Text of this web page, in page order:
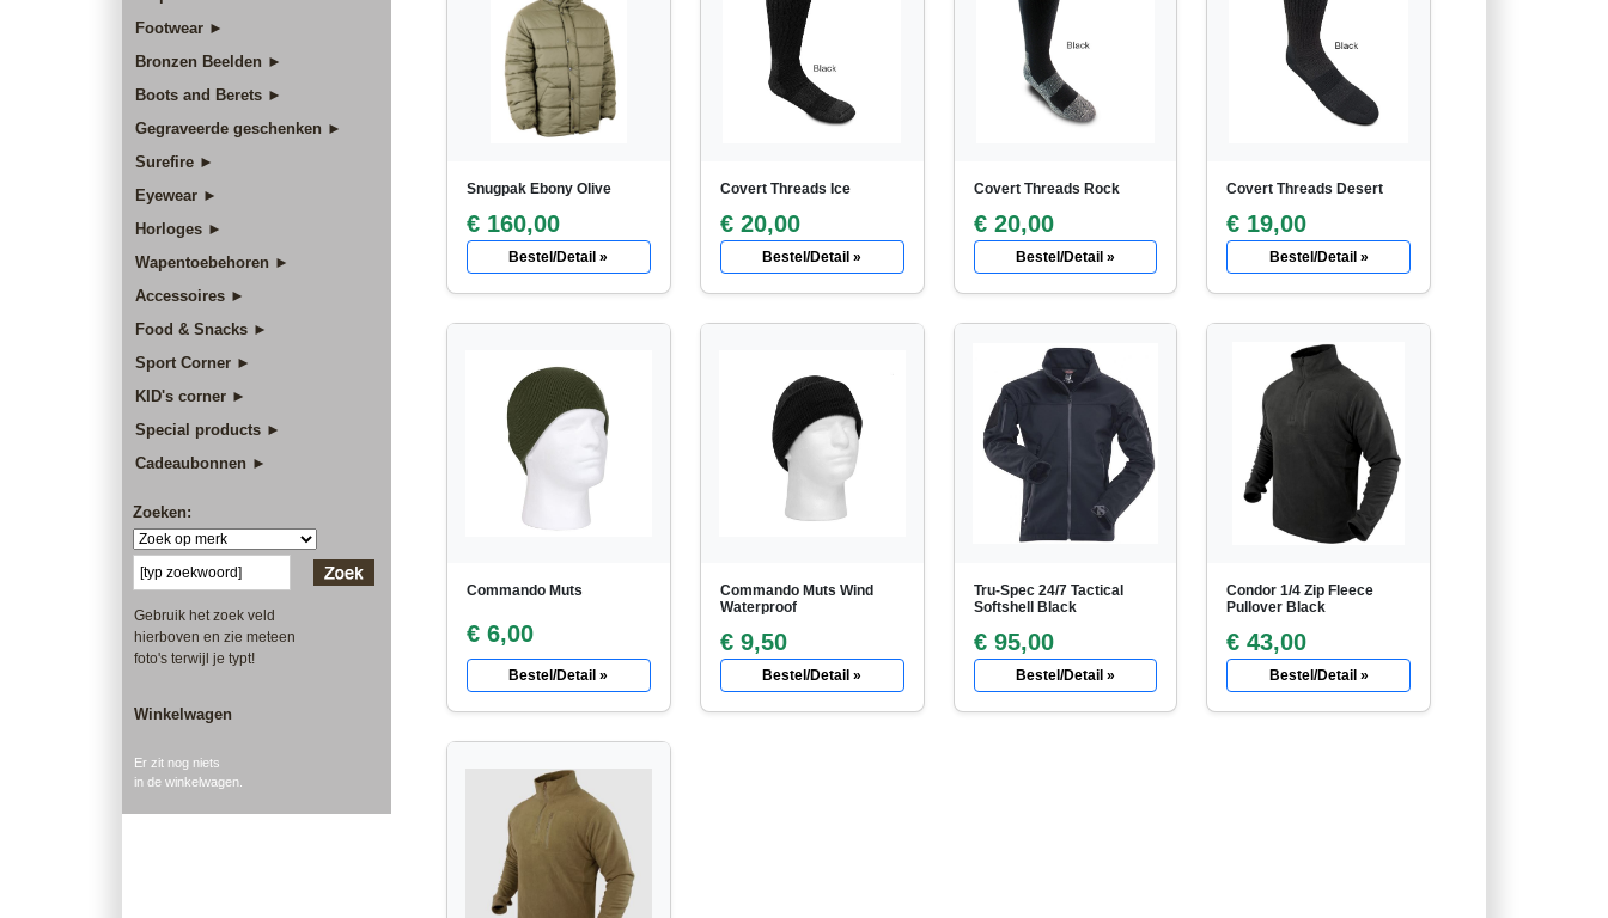
Footwear ►
Bronzen Beelden ►
Boots and Berets ►
Gegraveerde geschenken ►
Surefire ►
Eyewear ►
Horloges ►
Wapentoebehoren ►
Accessoires ►
Food & Snacks ►
Sport Corner ►
KID's corner ►
Special products ►
Cadeaubonnen ►
Zoeken:
Gebruik het zoek veld
hierboven en zie meteen
foto's terwijl je typt!
Winkelwagen
Er zit nog niets
in de winkelwagen.
Snugpak Ebony Olive
€ 160,00
Bestel/Detail »
Covert Threads Ice
€ 20,00
Bestel/Detail »
Covert Threads Rock
€ 20,00
Bestel/Detail »
Covert Threads Desert
€ 19,00
Bestel/Detail »
Commando Muts
€ 6,00
Bestel/Detail »
Commando Muts Wind
Waterproof
€ 9,50
Bestel/Detail »
Tru-Spec 24/7 Tactical
Softshell Black
€ 95,00
Bestel/Detail »
Condor 1/4 Zip Fleece
Pullover Black
€ 43,00
Bestel/Detail »